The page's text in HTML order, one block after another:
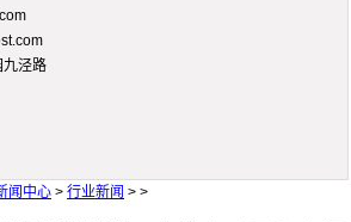
九泾路
闻中心 > 行业新闻 > >